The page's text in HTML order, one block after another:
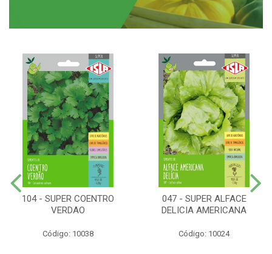
104 - SUPER COENTRO
VERDAO
Código: 10038
047 - SUPER ALFACE
DELICIA AMERICANA
Código: 10024